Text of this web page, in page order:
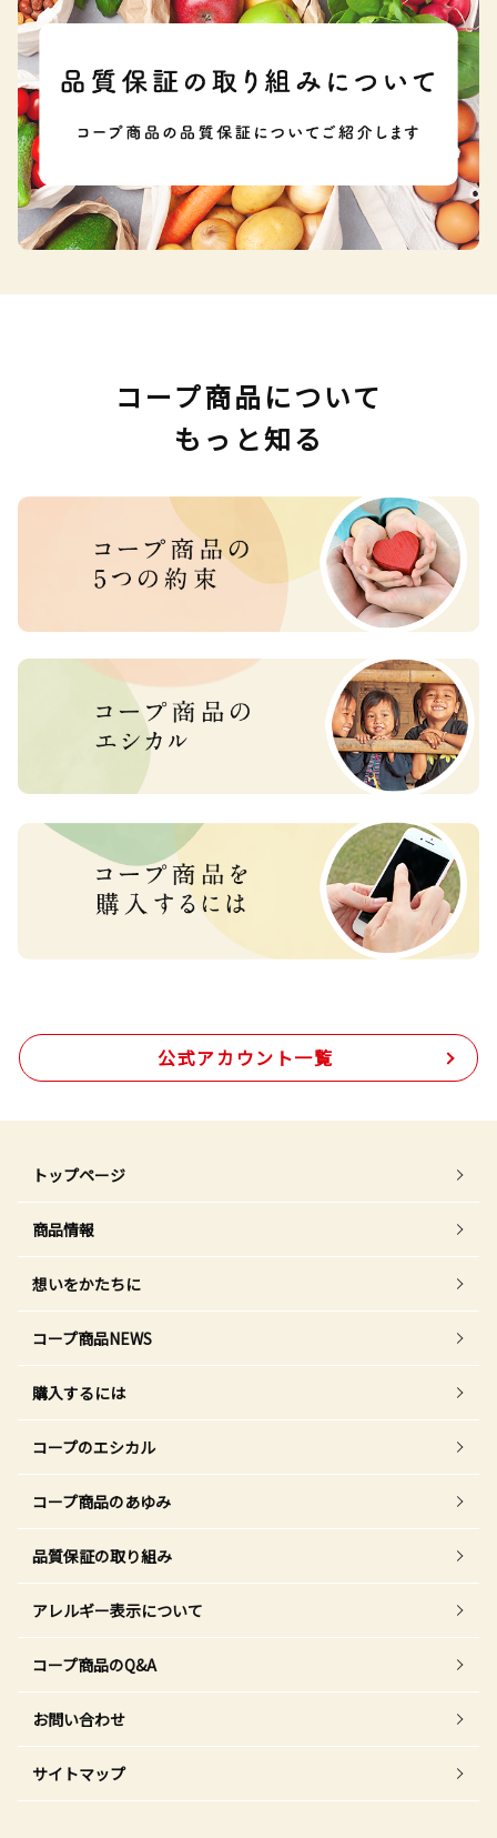
コープ商品について
もっと知る
公式アカウント一覧
トップページ
商品情報
想いをかたちに
コープ商品NEWS
購入するには
コープのエシカル
コープ商品のあゆみ
品質保証の取り組み
アレルギー表示について
コープ商品のQ&A
お問い合わせ
サイトマップ